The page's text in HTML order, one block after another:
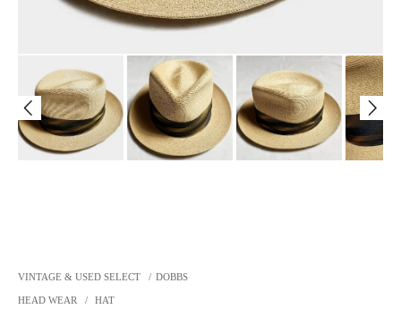
VINTAGE & USED SELECT / DOBBS
HEAD WEAR / HAT